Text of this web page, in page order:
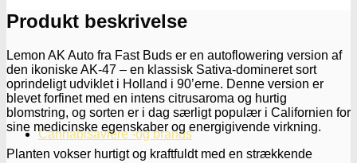
Cannabisavlere -og brands
antal
Produkt beskrivelse
Lemon AK Auto fra Fast Buds er en autoflowering version af
den ikoniske AK-47 – en klassisk Sativa-domineret sort
oprindeligt udviklet i Holland i 90’erne. Denne version er
blevet forfinet med en intens citrusaroma og hurtig
blomstring, og sorten er i dag særligt populær i Californien for
sine medicinske egenskaber og energigivende virkning.
Planten vokser hurtigt og kraftfuldt med en strækkende